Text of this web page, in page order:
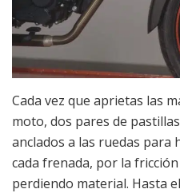
Cada vez que aprietas las
moto, dos pares de
anclados a las ruedas para
cada frenada, por la
perdiendo material. Hasta